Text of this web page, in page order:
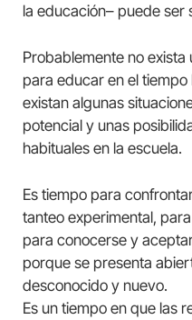
la educación– puede ser
Probablemente no
para educar en el
existan algunas
potencial y unas
habituales en la escuela.
Es tiempo para
tanteo experimental,
para conocerse y
porque se presenta
desconocido y nuevo.
Es un tiempo en que las